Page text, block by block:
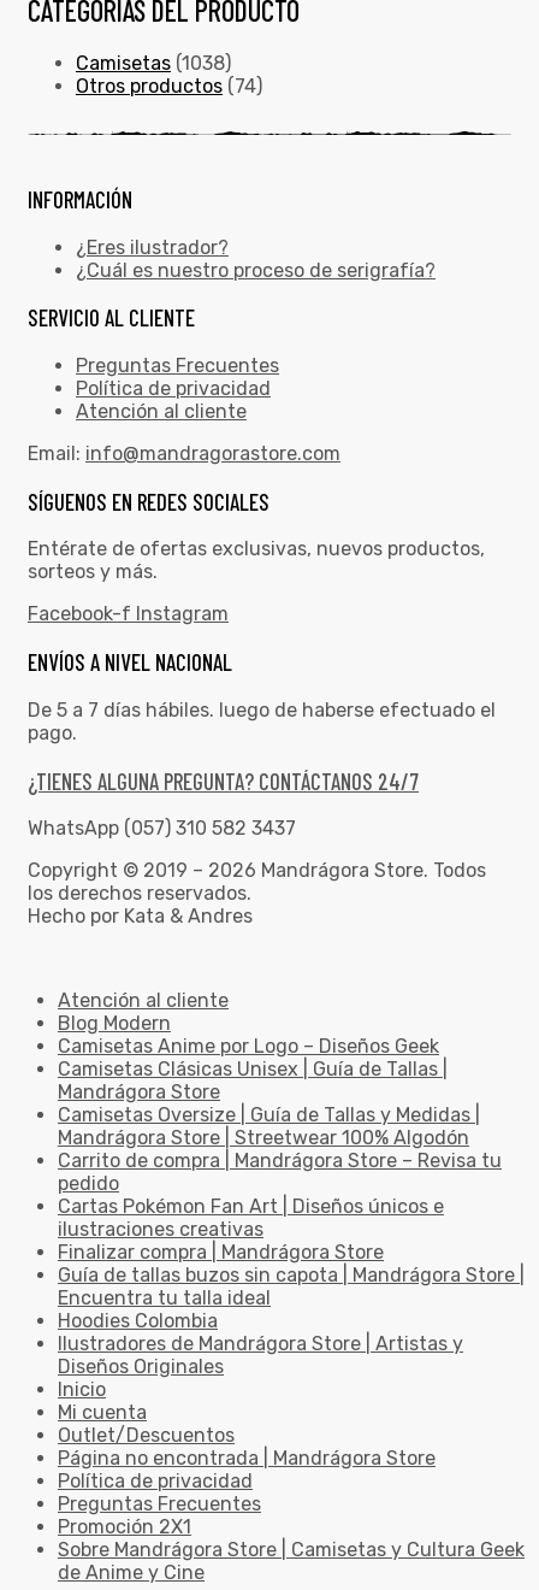
CATEGORÍAS DEL PRODUCTO
Camisetas (1038)
Otros productos (74)
INFORMACIÓN
¿Eres ilustrador?
¿Cuál es nuestro proceso de serigrafía?
SERVICIO AL CLIENTE
Preguntas Frecuentes
Política de privacidad
Atención al cliente
Email: info@mandragorastore.com
SÍGUENOS EN REDES SOCIALES
Entérate de ofertas exclusivas, nuevos productos,
sorteos y más.
Facebook-f Instagram
ENVÍOS A NIVEL NACIONAL
De 5 a 7 días hábiles. luego de haberse efectuado el
pago.
¿TIENES ALGUNA PREGUNTA? CONTÁCTANOS 24/7
WhatsApp (057) 310 582 3437
Copyright © 2019 – 2026 Mandrágora Store. Todos
los derechos reservados.
Hecho por Kata & Andres
Atención al cliente
Blog Modern
Camisetas Anime por Logo – Diseños Geek
Camisetas Clásicas Unisex | Guía de Tallas |
Mandrágora Store
Camisetas Oversize | Guía de Tallas y Medidas |
Mandrágora Store | Streetwear 100% Algodón
Carrito de compra | Mandrágora Store – Revisa tu
pedido
Cartas Pokémon Fan Art | Diseños únicos e
ilustraciones creativas
Finalizar compra | Mandrágora Store
Guía de tallas buzos sin capota | Mandrágora Store |
Encuentra tu talla ideal
Hoodies Colombia
Ilustradores de Mandrágora Store | Artistas y
Diseños Originales
Inicio
Mi cuenta
Outlet/Descuentos
Página no encontrada | Mandrágora Store
Política de privacidad
Preguntas Frecuentes
Promoción 2X1
Sobre Mandrágora Store | Camisetas y Cultura Geek
de Anime y Cine